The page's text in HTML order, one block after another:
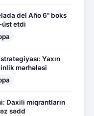
del Año 6" boks
üst etdi
Yaxın
mərhələsi
Daxili miqrantların
sədd